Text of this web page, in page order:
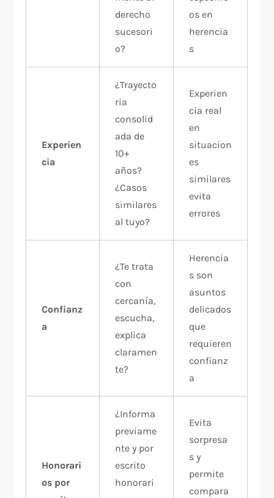
derecho
sucesori
o?
os en
herencia
s
Experien
cia
¿Trayecto
ria
consolid
ada de
10+
años?
¿Casos
similares
al tuyo?
Experien
cia real
en
situacion
es
similares
evita
errores
Confianz
a
¿Te trata
con
cercanía,
escucha,
explica
claramen
te?
Herencia
s son
asuntos
delicados
que
requieren
confianz
a
Honorari
os por
¿Informa
previame
nte y por
escrito
honorari
Evita
sorpresa
s y
permite
compara